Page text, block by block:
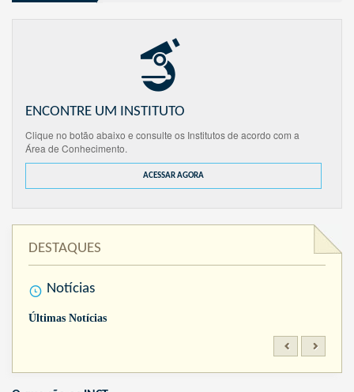
ENCONTRE UM INSTITUTO
Clique no botão abaixo e consulte os Institutos de acordo com a
Área de Conhecimento.
ACESSAR AGORA
DESTAQUES
Notícias
Últimas Notícias